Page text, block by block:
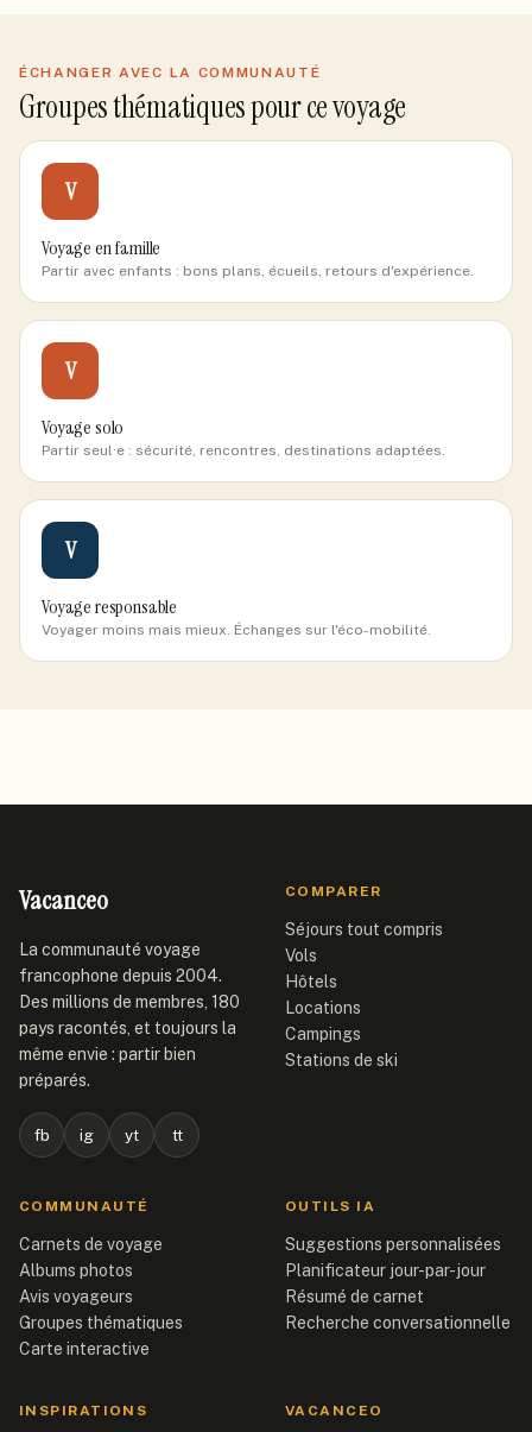
ÉCHANGER AVEC LA COMMUNAUTÉ
Groupes thématiques pour ce voyage
V
Voyage en famille
Partir avec enfants : bons plans, écueils, retours d'expérience.
V
Voyage solo
Partir seul·e : sécurité, rencontres, destinations adaptées.
V
Voyage responsable
Voyager moins mais mieux. Échanges sur l'éco-mobilité.
Vacanceo
La communauté voyage
francophone depuis 2004.
Des millions de membres, 180
pays racontés, et toujours la
même envie : partir bien
préparés.
fb ig yt tt
COMPARER
Séjours tout compris
Vols
Hôtels
Locations
Campings
Stations de ski
COMMUNAUTÉ
Carnets de voyage
Albums photos
Avis voyageurs
Groupes thématiques
Carte interactive
OUTILS IA
Suggestions personnalisées
Planificateur jour-par-jour
Résumé de carnet
Recherche conversationnelle
INSPIRATIONS VACANCEO